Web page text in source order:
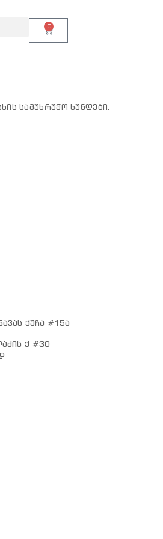
0
სამუხრუჭო ხუნდები.
ქუჩა #15ა
ქ #30